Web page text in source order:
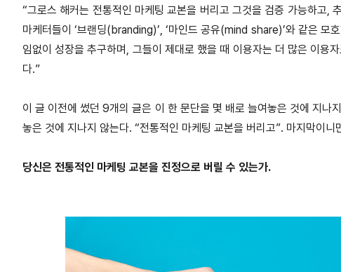
“그로스 해커는 전통적인 마케팅 교본을 버리고 그것을 검증 가능하고,
마케터들이 ‘브랜딩(branding)’, ‘마인드 공유(mind share)’와 같은 모
임없이 성장을 추구하며, 그들이 제대로 했을 때 이용자는 더 많은 이용
다.”
이 글 이전에 썼던 9개의 글은 이 한 문단을 몇 배로 늘여놓은 것에 지나
놓은 것에 지나지 않는다. “전통적인 마케팅 교본을 버리고”. 마지 막이니
당신은 전통적인 마케팅 교본을 진정으로 버릴 수 있는가.